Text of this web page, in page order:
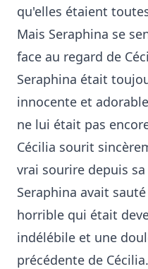
qu'elles étaient
Mais Seraphina se
face au regard de
Seraphina était
innocente et
ne lui était pas
Cécilia sourit
vrai sourire depuis
Seraphina avait
horrible qui était
indélébile et une
précédente de Cécilia.